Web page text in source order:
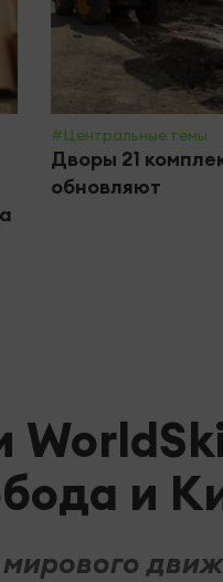
#Центральные темы
Дворы 21
обновляют
и